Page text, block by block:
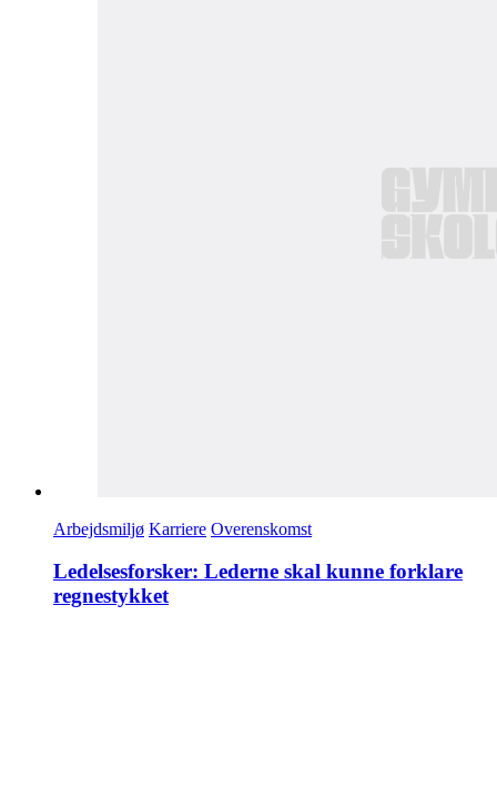
Arbejdsmiljø Karriere Overenskomst
Ledelsesforsker: Lederne skal kunne forklare
regnestykket